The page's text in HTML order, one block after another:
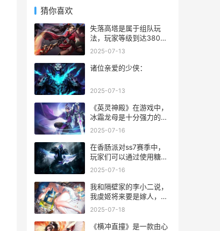
猜你喜欢
失落高塔是属于组队玩
法，玩家等级到达380级
即可开启，该副本每天可
行挑战！
2025-07-13
诸位亲爱的少侠：
2025-07-13
《英灵神殿》在游戏中，
冰霜龙母是十分强力的一
个boss，不过玩家想要找
要的玩家都只知道要在雪
山里面寻找，但是具体才
为大家带来完整版的寻找
攻略，一起来看看吧。
2025-07-16
在香肠派对ss7赛季中，
玩家们可以通过使用糖果
通用礼包兑换码在游戏中
对玩家来说是非常有帮助
的，想要知道这次的糖果
编就为大家带来了《香肠
派对》ss7赛季糖果通
2025-07-16
我和隔壁家的李小二说，
我虞姬将来要是嫁人，一
定要嫁给像项羽那样英俊
汉子!
2025-07-18
《横冲直撞》是一款由心